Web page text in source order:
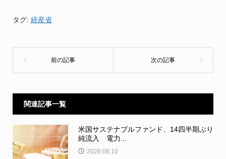
タグ: 経産省
関連記事一覧
米国サステナブルファンド、14四半期ぶり
純流入 電力...
2026.08.10